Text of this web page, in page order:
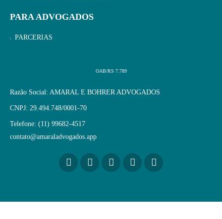
PARA ADVOGADOS
PARCERIAS
OAB/RS 7.789
Razão Social: AMARAL E BOHRER ADVOGADOS
CNPJ: 29.494.748/0001-70
Telefone: (11) 99682-4517
contato@amaraladvogados.app